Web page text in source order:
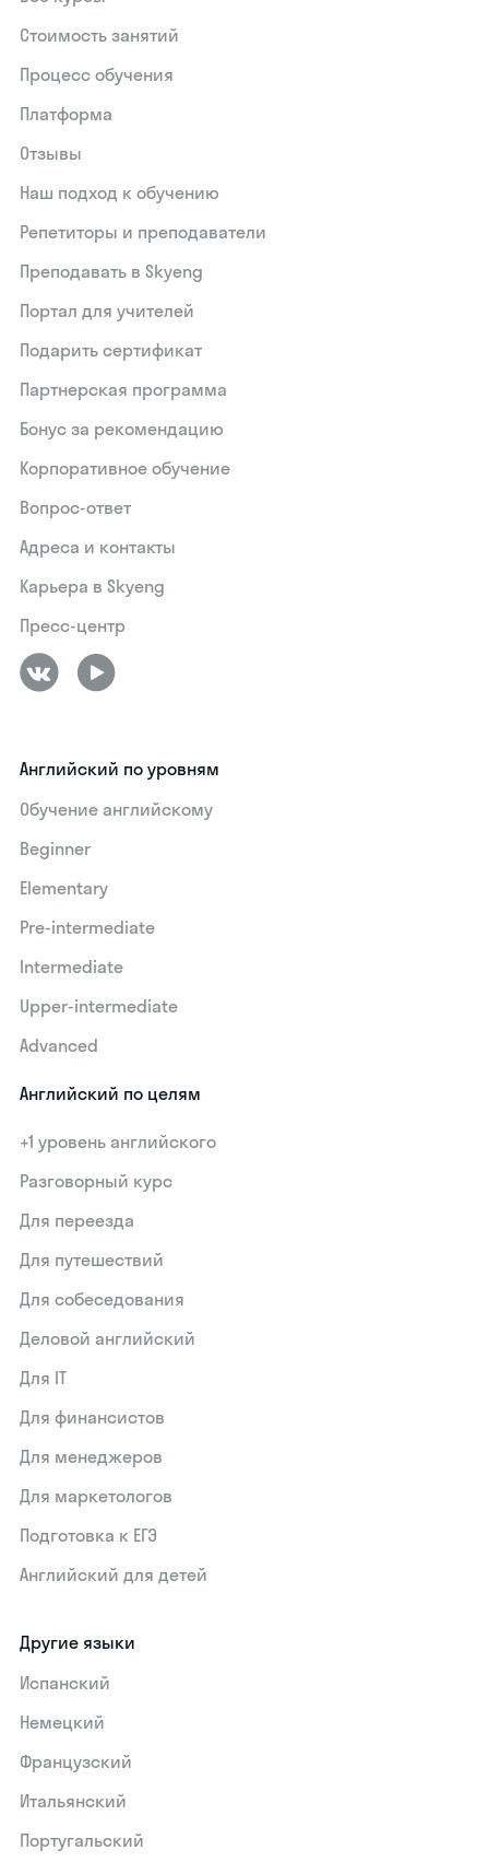
Стоимость занятий
Процесс обучения
Платформа
Отзывы
Наш подход к обучению
Репетиторы и преподаватели
Преподавать в Skyeng
Портал для учителей
Подарить сертификат
Партнерская программа
Бонус за рекомендацию
Корпоративное обучение
Вопрос-ответ
Адреса и контакты
Карьера в Skyeng
Пресс-центр
Английский по уровням
Обучение английскому
Beginner
Elementary
Pre-intermediate
Intermediate
Upper-intermediate
Advanced
Английский по целям
+1 уровень английского
Разговорный курс
Для переезда
Для путешествий
Для собеседования
Деловой английский
Для IT
Для финансистов
Для менеджеров
Для маркетологов
Подготовка к ЕГЭ
Английский для детей
Другие языки
Испанский
Немецкий
Французский
Итальянский
Португальский